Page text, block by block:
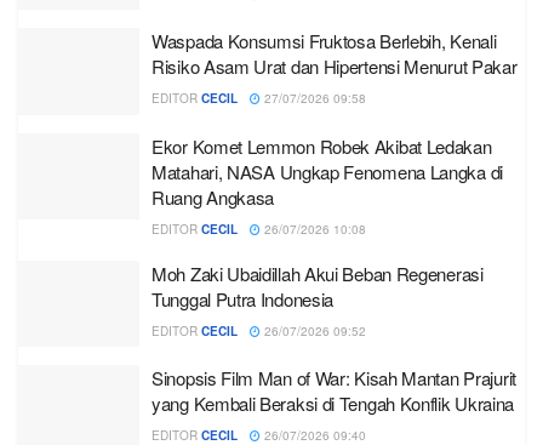
Waspada Konsumsi Fruktosa Berlebih, Kenali
Risiko Asam Urat dan Hipertensi Menurut Pakar
EDITOR CECIL 27/07/2026 09:58
Ekor Komet Lemmon Robek Akibat Ledakan
Matahari, NASA Ungkap Fenomena Langka di
Ruang Angkasa
EDITOR CECIL 26/07/2026 10:08
Moh Zaki Ubaidillah Akui Beban Regenerasi
Tunggal Putra Indonesia
EDITOR CECIL 26/07/2026 09:52
Sinopsis Film Man of War: Kisah Mantan Prajurit
yang Kembali Beraksi di Tengah Konflik Ukraina
EDITOR CECIL 26/07/2026 09:40